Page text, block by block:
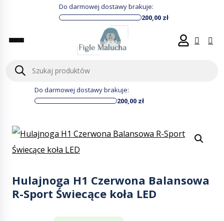
Do darmowej dostawy brakuje:
200,00 zł
Wyszukiwarka
produktów
Do darmowej dostawy brakuje:
200,00 zł
Hulajnoga H1 Czerwona Balansowa
R-Sport Świecące koła LED